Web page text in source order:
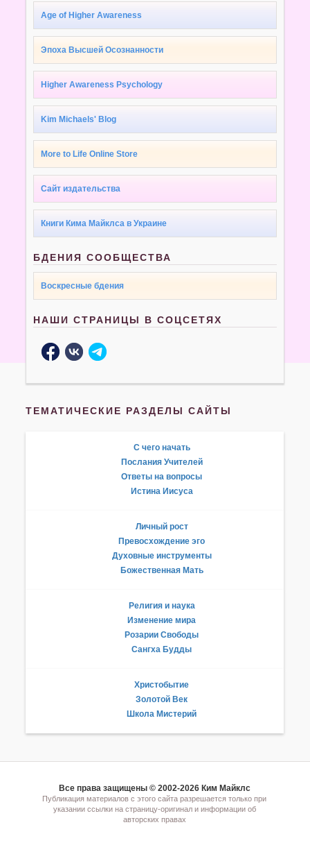
Age of Higher Awareness
Эпоха Высшей Осознанности
Higher Awareness Psychology
Kim Michaels' Blog
More to Life Online Store
Сайт издательства
Книги Кима Майклса в Украине
БДЕНИЯ СООБЩЕСТВА
Воскресные бдения
НАШИ СТРАНИЦЫ В СОЦСЕТЯХ
ТЕМАТИЧЕСКИЕ РАЗДЕЛЫ САЙТЫ
С чего начать
Послания Учителей
Ответы на вопросы
Истина Иисуса
Личный рост
Превосхождение эго
Духовные инструменты
Божественная Мать
Религия и наука
Изменение мира
Розарии Свободы
Сангха Будды
Христобытие
Золотой Век
Школа Мистерий
Все права защищены © 2002-2026 Ким Майклс
Публикация материалов с этого сайта разрешается только при
указании ссылки на страницу-оригинал и информации об
авторских правах